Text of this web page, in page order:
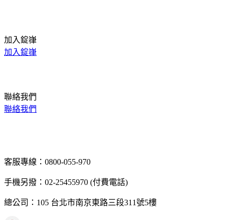
加入錠嵂
加入錠嵂
聯絡我們
聯絡我們
客服專線：0800-055-970
手機另撥：02-25455970 (付費電話)
總公司：105 台北市南京東路三段311號5樓